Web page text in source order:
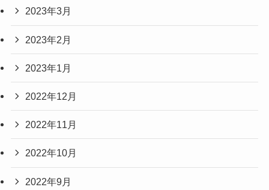
2023年3月
2023年2月
2023年1月
2022年12月
2022年11月
2022年10月
2022年9月